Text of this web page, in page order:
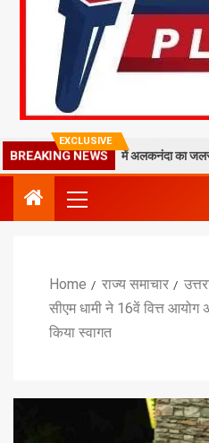
EXCLUSIVE
BREAKING NEWS
मलबा, श्रीनगर में अलकनंदा का जलस्तर खतरे
Home राज्य समाचार
सीएम धामी ने 16वें वित्त आयोग
किया स्वागत